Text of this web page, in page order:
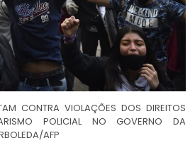
CONTRA VIOLAÇÕES DOS DIREITOS
POLICIAL NO GOVERNO DA
AFP